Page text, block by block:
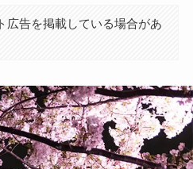
広告を掲載している場合があ